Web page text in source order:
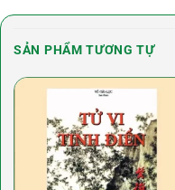
SẢN PHẨM TƯƠNG TỰ